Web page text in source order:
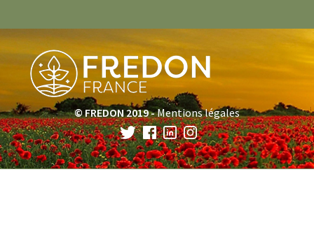
© FREDON 2019 -Mentions légales